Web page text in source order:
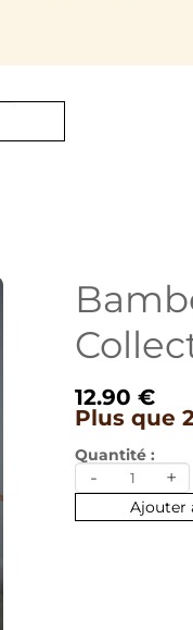
12.90 €
Plus que
Quantité :
- +
Ajouter